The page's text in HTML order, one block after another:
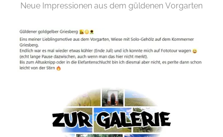
Neue Impressionen aus dem güldenen Vorgarten